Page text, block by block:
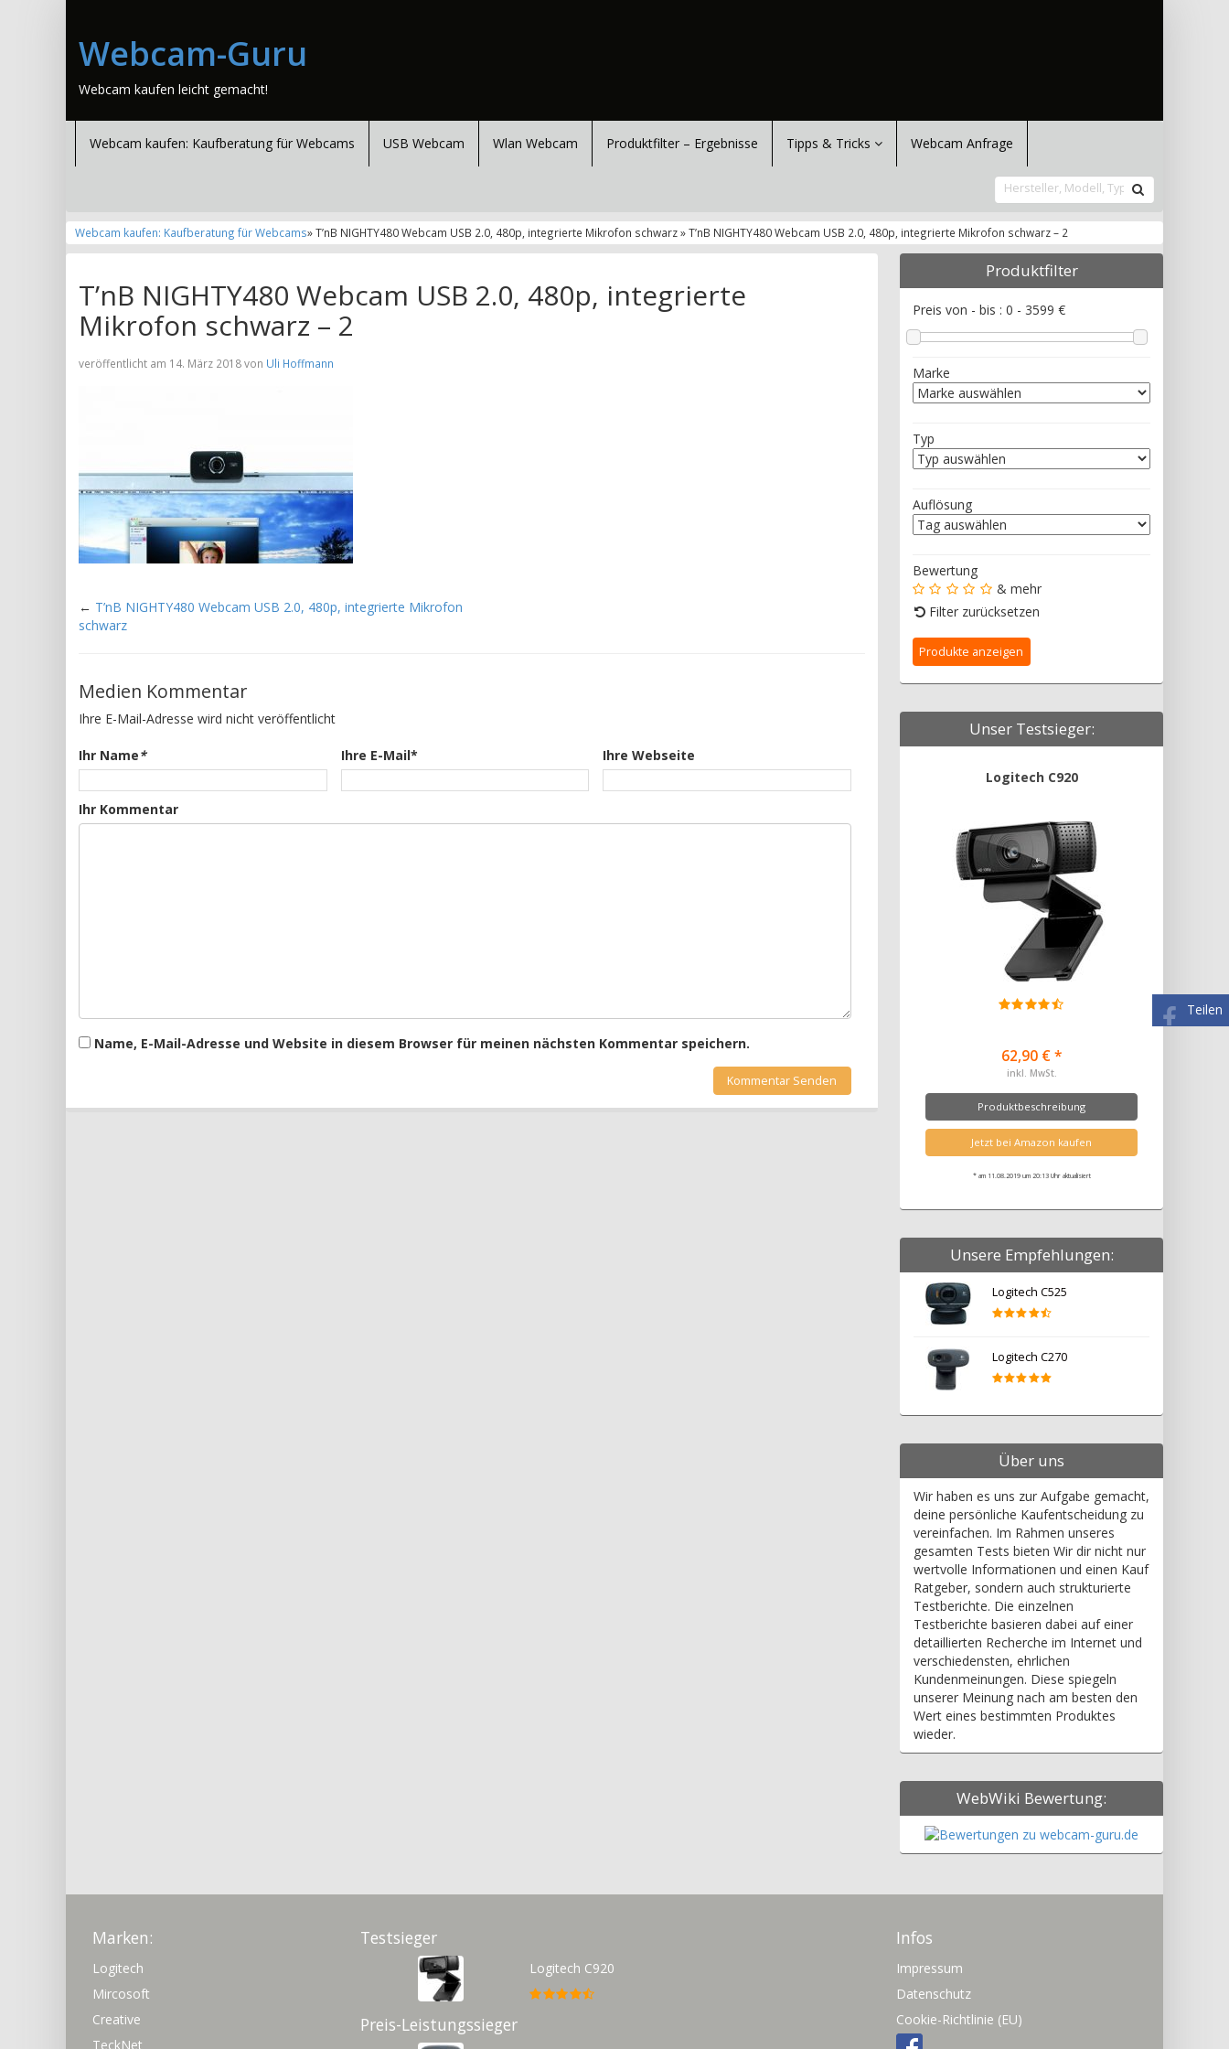
Webcam-Guru
Webcam kaufen leicht gemacht!
Webcam kaufen: Kaufberatung für Webcams USB Webcam Wlan Webcam Produktfilter – Ergebnisse Tipps & Tricks Webcam Anfrage
Webcam kaufen: Kaufberatung für Webcams» T’nB NIGHTY480 Webcam USB 2.0, 480p, integrierte Mikrofon schwarz » T’nB NIGHTY480 Webcam USB 2.0, 480p, integrierte Mikrofon schwarz – 2
Teilen
T’nB NIGHTY480 Webcam USB 2.0, 480p, integrierte
Mikrofon schwarz – 2
veröffentlicht am 14. März 2018 von Uli Hoffmann
← T’nB NIGHTY480 Webcam USB 2.0, 480p, integrierte Mikrofon
schwarz
Medien Kommentar
Ihre E-Mail-Adresse wird nicht veröffentlicht
Ihr Name* Ihre E-Mail* Ihre Webseite
Ihr Kommentar
Name, E-Mail-Adresse und Website in diesem Browser für meinen nächsten Kommentar speichern.
Produktfilter
Preis von - bis : 0 - 3599 €
Marke
Typ
Auflösung
Bewertung
& mehr
Filter zurücksetzen
Unser Testsieger:
Logitech C920
62,90 € *
inkl. MwSt.
Produktbeschreibung
Jetzt bei Amazon kaufen
* am 11.08.2019 um 20:13 Uhr aktualisiert
Unsere Empfehlungen:
Logitech C525
Logitech C270
Über uns
Wir haben es uns zur Aufgabe gemacht,
deine persönliche Kaufentscheidung zu
vereinfachen. Im Rahmen unseres
gesamten Tests bieten Wir dir nicht nur
wertvolle Informationen und einen Kauf
Ratgeber, sondern auch strukturierte
Testberichte. Die einzelnen
Testberichte basieren dabei auf einer
detaillierten Recherche im Internet und
verschiedensten, ehrlichen
Kundenmeinungen. Diese spiegeln
unserer Meinung nach am besten den
Wert eines bestimmten Produktes
wieder.
WebWiki Bewertung:
Marken:
Logitech
Mircosoft
Creative
TeckNet
Testsieger
Logitech C920
Preis-Leistungssieger
Infos
Impressum
Datenschutz
Cookie-Richtlinie (EU)